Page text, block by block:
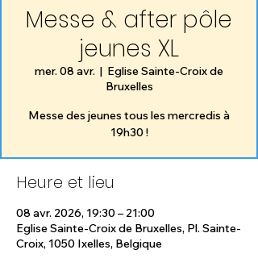
Messe & after pôle
jeunes XL
mer. 08 avr.
  |
Eglise Sainte-Croix de
Bruxelles
Messe des jeunes tous les mercredis à
19h30 !
Heure et lieu
08 avr. 2026, 19:30 – 21:00
Eglise Sainte-Croix de Bruxelles, Pl. Sainte-
Croix, 1050 Ixelles, Belgique